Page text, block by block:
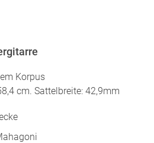
Korpus
cm. Sattelbreite: 42,9mm